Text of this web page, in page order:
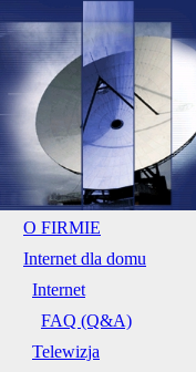
O FIRMIE
Internet dla domu
Internet
FAQ (Q&A)
Telewizja